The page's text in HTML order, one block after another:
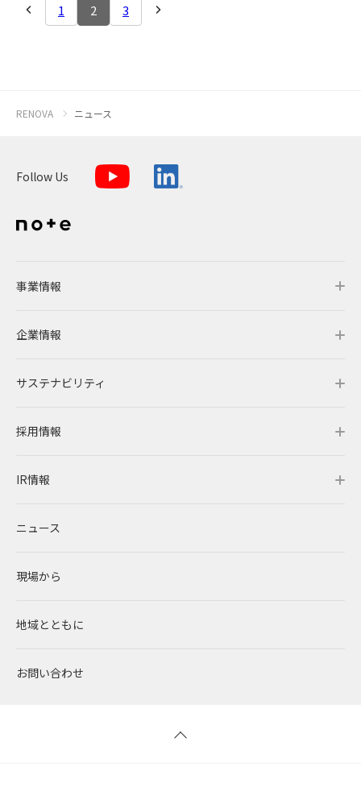
1 2 3
RENOVA ニュース
Follow Us
事業情報
事業情報トップ
事業概要
レノバの強み
発電所・蓄電所一覧
コーポレートPPA
太陽光発電
蓄電事業
風力発電
企業情報
企業情報トップ
会社概要・アクセス
CEOメッセージ
企業理念
中期経営計画
私たちの想い
沿革
サステナビリティ
サステナビリティトップ
理念・ポリシー
環境
社会
ガバナンス
ESGデータ
採用情報
採用情報トップ
RENOVAを知る
RENOVAで働く
社員インタビュー
新卒採用
IR情報
IR情報トップ
IRニュース
経営情報
財務ハイライト
ニュース
現場から
地域とともに
お問い合わせ